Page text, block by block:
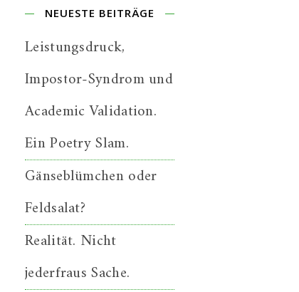
NEUESTE BEITRÄGE
Leistungsdruck,
Impostor-Syndrom und
Academic Validation.
Ein Poetry Slam.
Gänseblümchen oder
Feldsalat?
Realität. Nicht
jederfraus Sache.